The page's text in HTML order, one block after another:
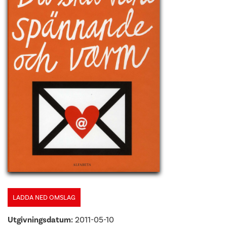
LADDA NED OMSLAG
Utgivningsdatum: 2011-05-10